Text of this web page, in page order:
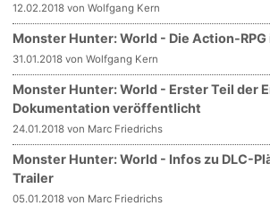
12.02.2018 von Wolfgang Kern
Monster Hunter: World - Die Action-RPG
31.01.2018 von Wolfgang Kern
Monster Hunter: World - Erster Teil der
Dokumentation veröffentlicht
24.01.2018 von Marc Friedrichs
Monster Hunter: World - Infos zu DLC-
Trailer
05.01.2018 von Marc Friedrichs